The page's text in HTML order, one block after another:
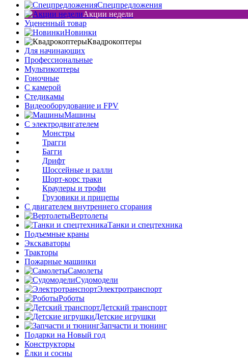
Спецпредложения
Акции недели
Уцененный товар
Новинки
Квадрокоптеры
Для начинающих
Профессиональные
Мультикоптеры
Гоночные
C камерой
Стедикамы
Видеооборудование и FPV
Машины
С электродвигателем
Монстры
Трагги
Багги
Дрифт
Шоссейные и ралли
Шорт-корс траки
Краулеры и трофи
Грузовики и прицепы
С двигателем внутреннего сгорания
Вертолеты
Танки и спецтехника
Подъемные краны
Экскаваторы
Тракторы
Пожарные машинки
Самолеты
Судомодели
Электротранспорт
Роботы
Детский транспорт
Детские игрушки
Запчасти и тюнинг
Подарки на Новый год
Конструкторы
Ёлки и сосны